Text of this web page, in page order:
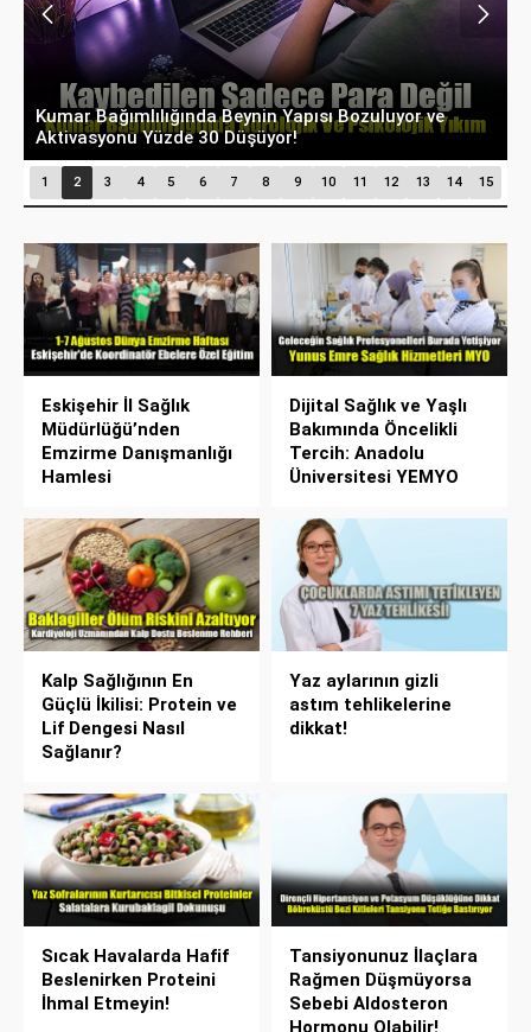
Tek Bacakta Şişlik Ve Ağrıya Dikkat: Derin Ven
Trombozu Hayatı Tehdit Edebiliyor
1 2 3 4 5 6 7 8 9 10 11 12 13 14 15
Eskişehir İl Sağlık
Müdürlüğü’nden
Emzirme Danışmanlığı
Hamlesi
Dijital Sağlık ve Yaşlı
Bakımında Öncelikli
Tercih: Anadolu
Üniversitesi YEMYO
Kalp Sağlığının En
Güçlü İkilisi: Protein ve
Lif Dengesi Nasıl
Sağlanır?
Yaz aylarının gizli
astım tehlikelerine
dikkat!
Sıcak Havalarda Hafif
Beslenirken Proteini
İhmal Etmeyin!
Tansiyonunuz İlaçlara
Rağmen Düşmüyorsa
Sebebi Aldosteron
Hormonu Olabilir!